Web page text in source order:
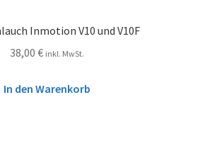
Inmotion V10 und V10F
38,00 € inkl. MwSt.
In den Warenkorb